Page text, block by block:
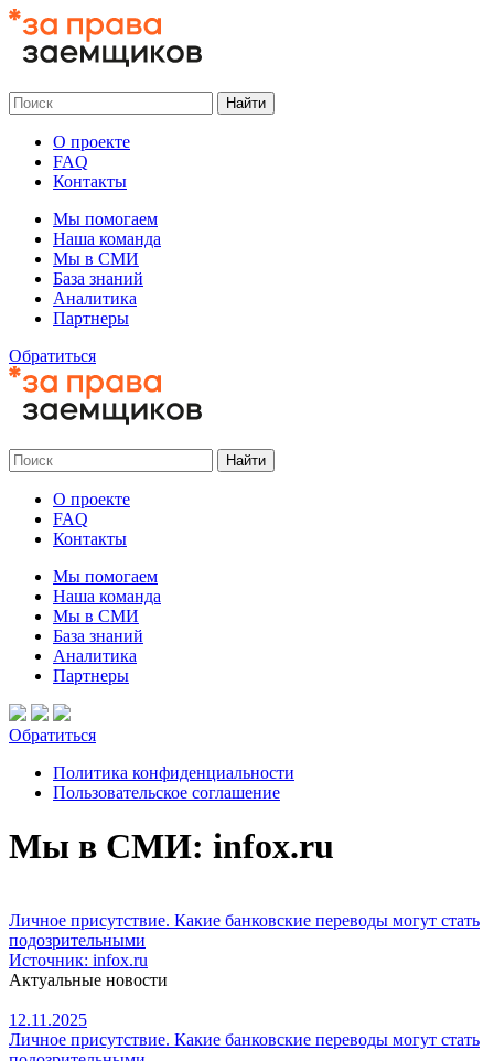
О проекте
FAQ
Контакты
Мы помогаем
Наша команда
Мы в СМИ
База знаний
Аналитика
Партнеры
Обратиться
О проекте
FAQ
Контакты
Мы помогаем
Наша команда
Мы в СМИ
База знаний
Аналитика
Партнеры
Обратиться
Политика конфиденциальности
Пользовательское соглашение
Мы в СМИ: infox.ru
Личное присутствие. Какие банковские переводы могут стать
подозрительными
Источник: infox.ru
Актуальные новости
12.11.2025
Личное присутствие. Какие банковские переводы могут стать